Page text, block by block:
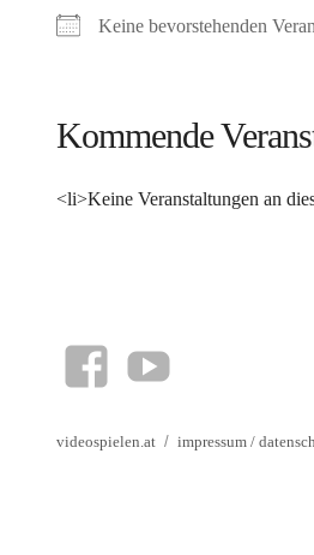
Keine bevorstehenden
Kommende
<li>Keine Veranstaltungen an
facebookYouTube
videospielen.at impressum /